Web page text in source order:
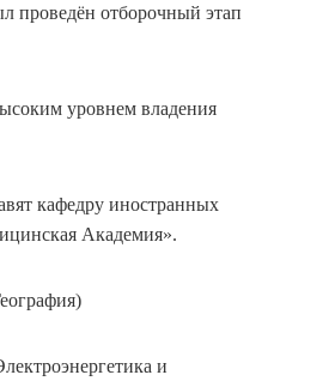
проведён отборочный этап
уровнем владения
кафедру иностранных
Академия».
и